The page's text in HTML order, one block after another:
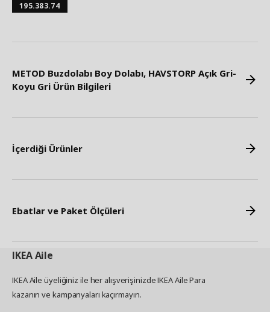
195.383.74
METOD Buzdolabı Boy Dolabı, HAVSTORP Açık Gri-
Koyu Gri Ürün Bilgileri
İçerdiği Ürünler
Ebatlar ve Paket Ölçüleri
IKEAAile
IKEA Aile üyeliğiniz ile her alışverişinizde IKEA Aile Para
kazanın ve kampanyaları kaçırmayın.